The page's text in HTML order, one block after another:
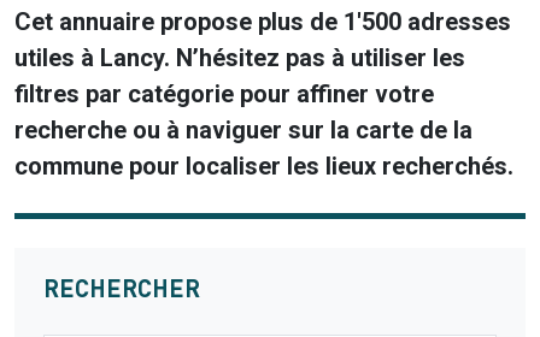
Cet annuaire propose plus de 1'500 adresses
utiles à Lancy. N’hésitez pas à utiliser les
filtres par catégorie pour affiner votre
recherche ou à naviguer sur la carte de la
commune pour localiser les lieux recherchés.
RECHERCHER